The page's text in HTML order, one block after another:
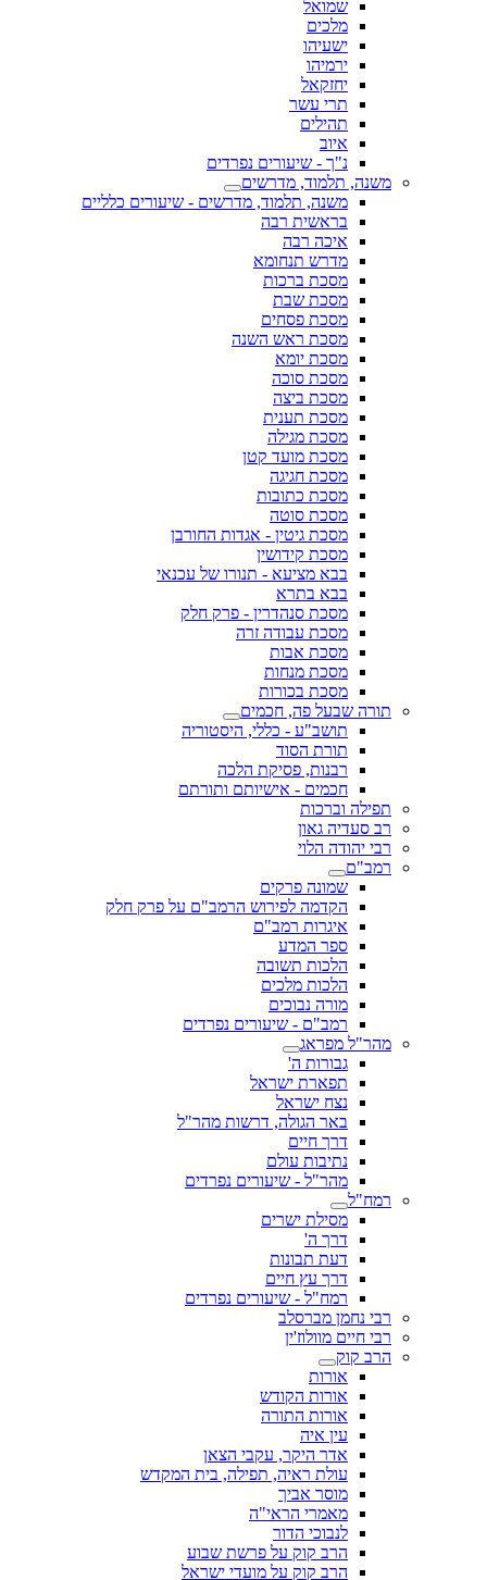
שמואל
מלכים
ישעיהו
ירמיהו
יחזקאל
תרי עשר
תהילים
איוב
נ"ך - שיעורים נפרדים
משנה, תלמוד, מדרשים
משנה, תלמוד, מדרשים - שיעורים כלליים
בראשית רבה
איכה רבה
מדרש תנחומא
מסכת ברכות
מסכת שבת
מסכת פסחים
מסכת ראש השנה
מסכת יומא
מסכת סוכה
מסכת ביצה
מסכת תענית
מסכת מגילה
מסכת מועד קטן
מסכת חגיגה
מסכת כתובות
מסכת סוטה
מסכת גיטין - אגדות החורבן
מסכת קידושין
בבא מציעא - תנורו של עכנאי
בבא בתרא
מסכת סנהדרין - פרק חלק
מסכת עבודה זרה
מסכת אבות
מסכת מנחות
מסכת בכורות
תורה שבעל פה, חכמים
תושב"ע - כללי, היסטוריה
תורת הסוד
רבנות, פסיקת הלכה
חכמים - אישיותם ותורתם
תפילה וברכות
רב סעדיה גאון
רבי יהודה הלוי
רמב"ם
שמונה פרקים
הקדמה לפירוש הרמב"ם על פרק חלק
איגרות רמב"ם
ספר המדע
הלכות תשובה
הלכות מלכים
מורה נבוכים
רמב"ם - שיעורים נפרדים
מהר"ל מפראג
גבורות ה'
תפארת ישראל
נצח ישראל
באר הגולה, דרשות מהר"ל
דרך חיים
נתיבות עולם
מהר"ל - שיעורים נפרדים
רמח"ל
מסילת ישרים
דרך ה'
דעת תבונות
דרך עץ חיים
רמח"ל - שיעורים נפרדים
רבי נחמן מברסלב
רבי חיים מוולוז'ין
הרב קוק
אורות
אורות הקודש
אורות התורה
עין איה
אדר היקר, עקבי הצאן
עולת ראיה, תפילה, בית המקדש
מוסר אביך
מאמרי הראי"ה
לנבוכי הדור
הרב קוק על פרשת שבוע
הרב קוק על מועדי ישראל